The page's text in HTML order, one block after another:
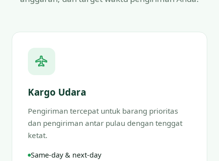
Kargo Udara
Pengiriman tercepat untuk barang prioritas
dan pengiriman antar pulau dengan tenggat
ketat.
Same-day & next-day